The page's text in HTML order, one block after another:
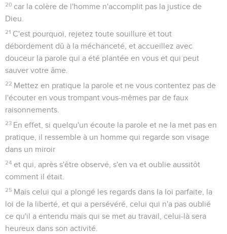
20 car la colère de l'homme n'accomplit pas la justice de
Dieu.
21 C'est pourquoi, rejetez toute souillure et tout
débordement dû à la méchanceté, et accueillez avec
douceur la parole qui a été plantée en vous et qui peut
sauver votre âme.
22 Mettez en pratique la parole et ne vous contentez pas de
l'écouter en vous trompant vous-mêmes par de faux
raisonnements.
23 En effet, si quelqu'un écoute la parole et ne la met pas en
pratique, il ressemble à un homme qui regarde son visage
dans un miroir
24 et qui, après s'être observé, s'en va et oublie aussitôt
comment il était.
25 Mais celui qui a plongé les regards dans la loi parfaite, la
loi de la liberté, et qui a persévéré, celui qui n'a pas oublié
ce qu'il a entendu mais qui se met au travail, celui-là sera
heureux dans son activité.